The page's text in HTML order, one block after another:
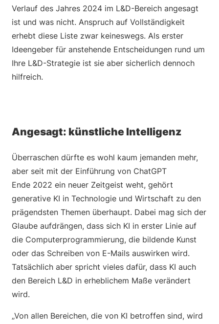
Verlauf des Jahres 2024 im L&D-Bereich angesagt
ist und was nicht. Anspruch auf Vollständigkeit
erhebt diese Liste zwar keineswegs. Als erster
Ideengeber für anstehende Entscheidungen rund um
Ihre L&D-Strategie ist sie aber sicherlich dennoch
hilfreich.
Angesagt: künstliche Intelligenz
Überraschen dürfte es wohl kaum jemanden mehr,
aber seit mit der Einführung von ChatGPT
Ende 2022 ein neuer Zeitgeist weht, gehört
generative KI in Technologie und Wirtschaft zu den
prägendsten Themen überhaupt. Dabei mag sich der
Glaube aufdrängen, dass sich KI in erster Linie auf
die Computerprogrammierung, die bildende Kunst
oder das Schreiben von E-Mails auswirken wird.
Tatsächlich aber spricht vieles dafür, dass KI auch
den Bereich L&D in erheblichem Maße verändert
wird.
„Von allen Bereichen, die von KI betroffen sind, wird